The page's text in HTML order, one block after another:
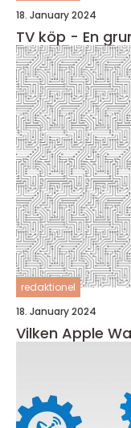
18. January 2024
TV köp - En
redaktionel
18. January 2024
Vilken Apple